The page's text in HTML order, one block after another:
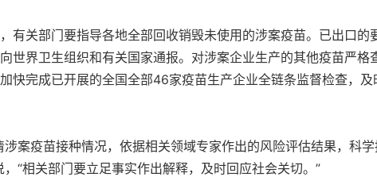
有关部门要指导各地全部回收销毁未使用的涉案疫苗。已出口的
世界卫生组织和有关国家通报。对涉案企业生产的其他疫苗严格
快完成已开展的全国全部46家疫苗生产企业全链条监督检查，及
涉案疫苗接种情况，依据相关领域专家作出的风险评估结果，科
，“相关部门要立足事实作出解释，及时回应社会关切。”